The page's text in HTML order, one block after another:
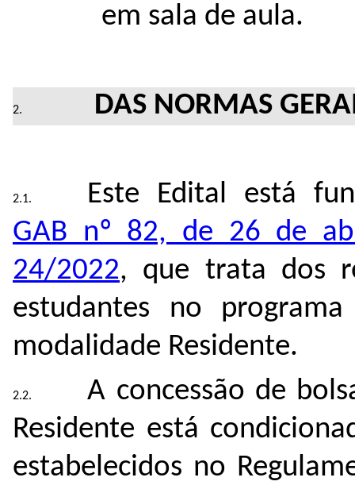
em sala de aula.
DAS NORMAS
Este Edital está
GAB nº 82, de 26 de
24/2022, que trata dos
estudantes no
modalidade Residente.
A concessão de
Residente está
estabelecidos no